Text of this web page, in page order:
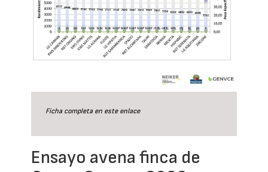
Ficha completa en este enlace
Ensayo avena finca de